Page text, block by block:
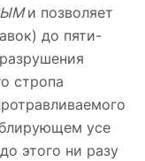
и позволяет
до пяти-
стропа
усе
этого ни разу